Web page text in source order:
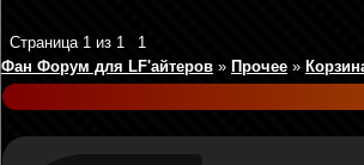
Страница 1 из 1
1
Фан Форум для LF'айтеров » Прочее »